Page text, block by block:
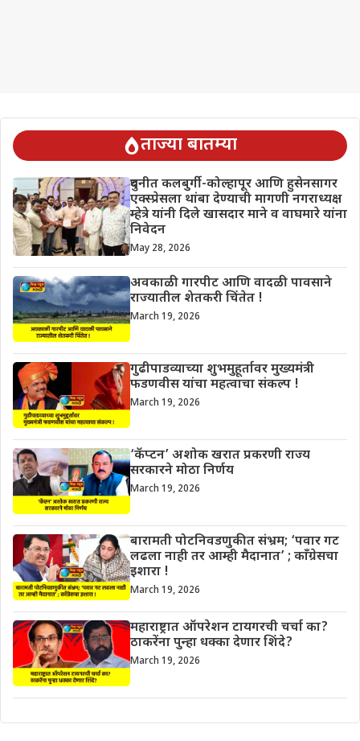
ताज्या बातम्या
दुधनीत कलबुर्गी-कोल्हापूर आणि हुसेनसागर
एक्स्प्रेसला थांबा देण्याची मागणी नगराध्यक्ष
म्हेत्रे यांनी दिले खासदार माने व वाघमारे यांना
निवेदन
May 28, 2026
अवकाळी गारपीट आणि वादळी पावसाने
राज्यातील शेतकरी चिंतेत !
March 19, 2026
गुढीपाडव्याच्या शुभमुहूर्तावर मुख्यमंत्री
फडणवीस यांचा महत्वाचा संकल्प !
March 19, 2026
‘कॅप्टन’ अशोक खरात प्रकरणी राज्य
सरकारने मोठा निर्णय
March 19, 2026
बारामती पोटनिवडणुकीत संभ्रम; ‘पवार गट
लढला नाही तर आम्ही मैदानात’ ; काँग्रेसचा
इशारा !
March 19, 2026
महाराष्ट्रात ऑपरेशन टायगरची चर्चा का?
ठाकरेंना पुन्हा धक्का देणार शिंदे?
March 19, 2026